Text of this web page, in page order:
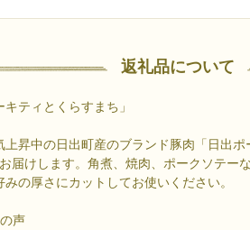
返礼品について
キティとくらすまち」
上昇中の日出町産のブランド豚肉「日出ポ
届けします。角煮、焼肉、ポークソテー
みの厚さにカットしてお使いください。
声